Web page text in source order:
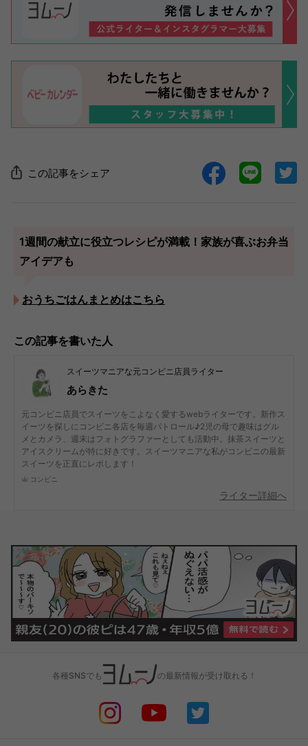
この記事をシェア
1週間の献立に役立つレシピが満載！家族が喜ぶお弁当
アイデアも
おうちごはんまとめはこちら
この記事を書いた人
スイーツマニアな元コンビニ店員ライター
あらきた
元コンビニ店員でスイーツをこよなく愛するwebライターです。新作ス
イーツを探しにコンビニ各店を毎週パトロール♪2児の母で趣味はグル
メとカメラ、週末はフォトグラファーとしても活動中。抹茶スイーツと
アイスクリームが特に好きです。スイーツマニアな私がコンビニの最新
スイーツを正直にレポします！
コンビニ
ライター詳細へ
各種SNSでも の最新情報が受け取れる！